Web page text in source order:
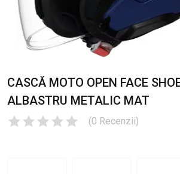
CASCĂ MOTO OPEN FACE
ALBASTRU METALIC MAT
(0 Recenzii)